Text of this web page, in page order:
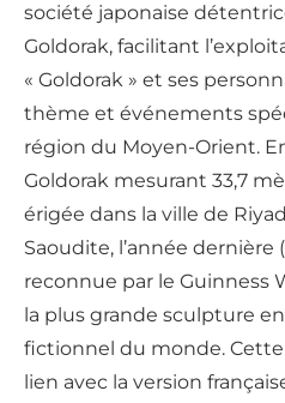
société japonaise
Goldorak, facilitant
« Goldorak » et ses
thème et événements
région du Moyen-Orient.
Goldorak mesurant 33,7
érigée dans la ville de
Saoudite, l’année dernière
reconnue par le Guinness
la plus grande sculpture
fictionnel du monde. Cette
lien avec la version